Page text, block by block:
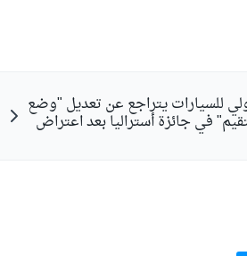
للسيارات يتراجع عن تعديل "وضع
في جائزة أستراليا بعد اعتراض